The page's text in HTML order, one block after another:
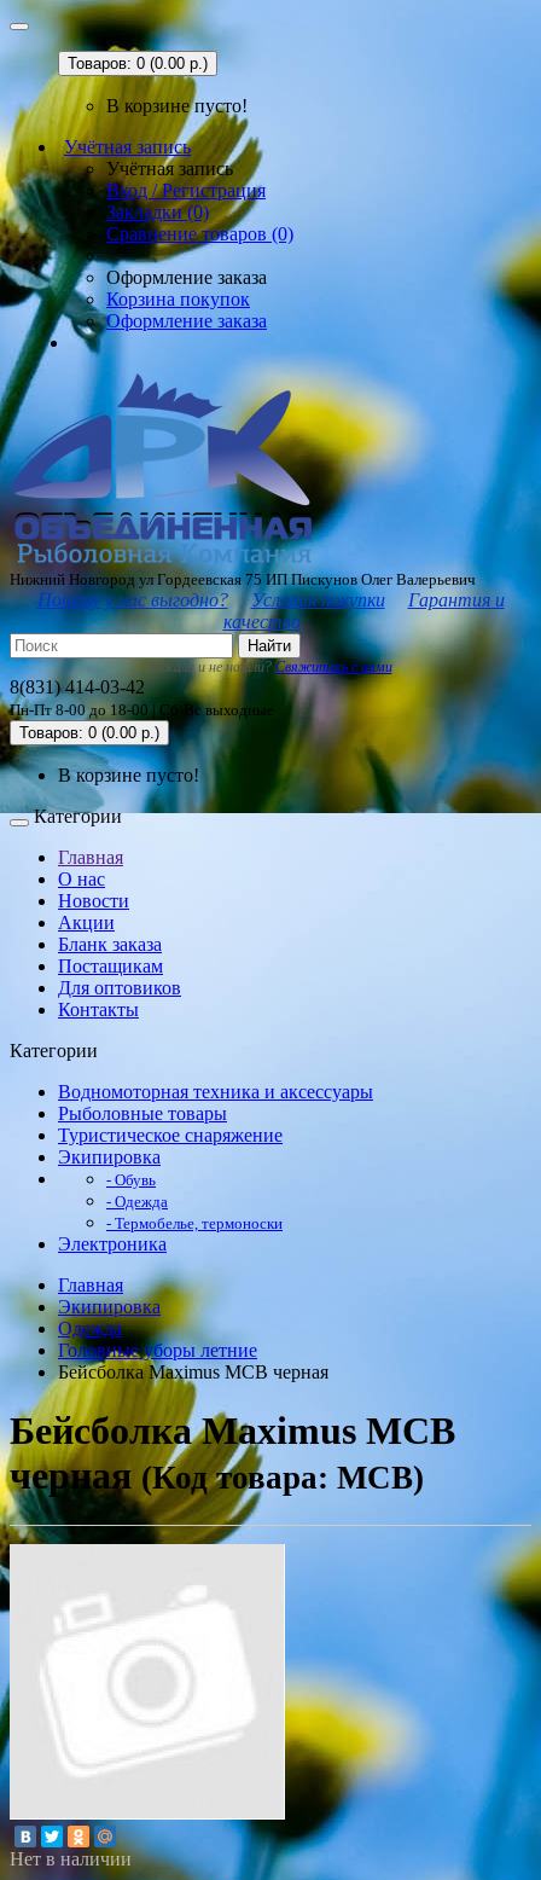
Товаров: 0 (0.00 р.)
В корзине пусто!
Учётная запись
Учётная запись
Вход / Регистрация
Закладки (0)
Сравнение товаров (0)
Оформление заказа
Корзина покупок
Оформление заказа
Нижний Новгород ул Гордеевская 75 ИП Пискунов Олег Валерьевич
Почему у нас выгодно? Условия покупки
Гарантия и
качество
Найти
Искали и не нашли? Свяжитесь с нами
8(831) 414-03-42
Пн-Пт 8-00 до 18-00 | Сб-Вс выходные
Товаров: 0 (0.00 р.)
В корзине пусто!
Категории
Главная
О нас
Новости
Акции
Бланк заказа
Постащикам
Для оптовиков
Контакты
Категории
Водномоторная техника и аксессуары
Рыболовные товары
Туристическое снаряжение
Экипировка
- Обувь
- Одежда
- Термобелье, термоноски
Электроника
Главная
Экипировка
Одежда
Головные уборы летние
Бейсболка Maximus MCB черная
Бейсболка Maximus MCB
черная (Код товара: MCB)
Нет в наличии